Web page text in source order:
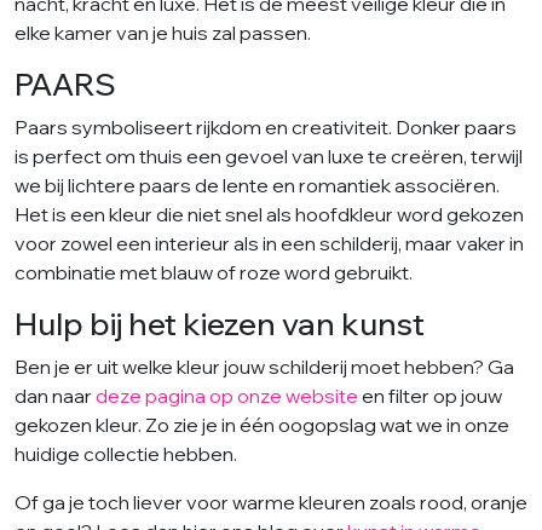
elke kamer van je huis zal passen.
PAARS
Paars symboliseert rijkdom en creativiteit. Donker paars
is perfect om thuis een gevoel van luxe te creëren, terwijl
we bij lichtere paars de lente en romantiek associëren.
Het is een kleur die niet snel als hoofdkleur word gekozen
voor zowel een interieur als in een schilderij, maar vaker in
combinatie met blauw of roze word gebruikt.
Hulp bij het kiezen van kunst
Ben je er uit welke kleur jouw schilderij moet hebben? Ga
dan naar deze pagina op onze website en filter op jouw
gekozen kleur. Zo zie je in één oogopslag wat we in onze
huidige collectie hebben.
Of ga je toch liever voor warme kleuren zoals rood, oranje